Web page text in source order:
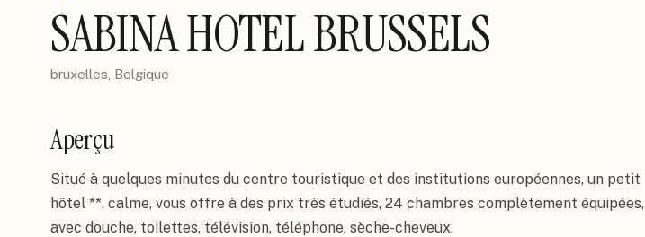
SABINA HOTEL BRUSSELS
bruxelles, Belgique
Aperçu
Situé à quelques minutes du centre touristique et des institutions européennes, un petit
hôtel **, calme, vous offre à des prix très étudiés, 24 chambres complètement équipées,
avec douche, toilettes, télévision, téléphone, sèche-cheveux.